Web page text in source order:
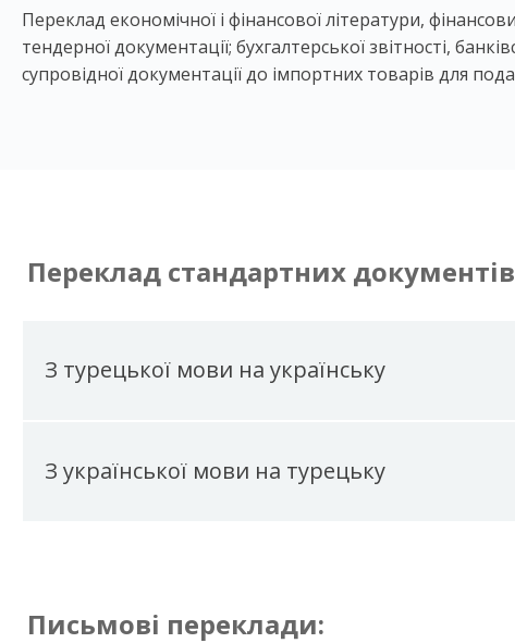
Переклад економічної і фінансової літератури,
тендерної документації; бухгалтерської звітності,
супровідної документації до імпортних товарів для
Переклад стандартних
З турецької мови на українську
З української мови на турецьку
Письмові переклади: